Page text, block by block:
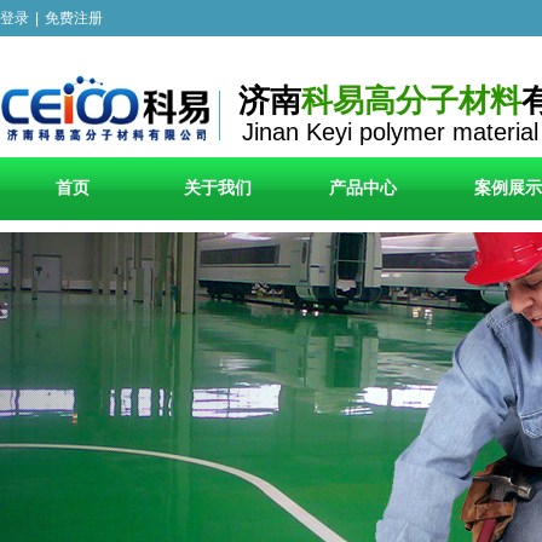
济南科易高分子材料
Jinan Keyi polymer
登录 免费注册
首页 关于我们 产品中心 案例展示